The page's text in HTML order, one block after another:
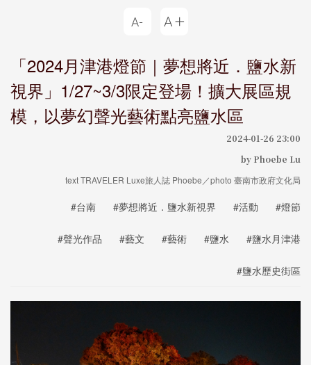
「2024月津港燈節｜夢想將近．鹽水新
視界」1/27~3/3限定登場！擴大展區規
模，以夢幻聲光藝術點亮鹽水區
2024-01-26 23:00
by Phoebe Lu
text TRAVELER Luxe旅人誌 Phoebe／photo 臺南市政府文化局
#台南 #夢想將近．鹽水新視界 #活動 #燈節
#聲光作品 #藝文 #藝術 #鹽水 #鹽水月津港
#鹽水歷史街區